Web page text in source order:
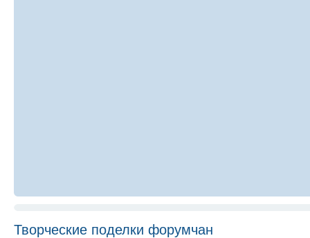
Творческие поделки форумчан